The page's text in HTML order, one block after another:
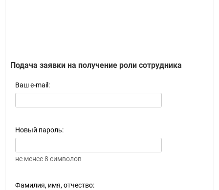
Подача заявки на получение роли сотрудника
Ваш e-mail:
Новый пароль:
не менее 8 символов
Фамилия, имя, отчество: